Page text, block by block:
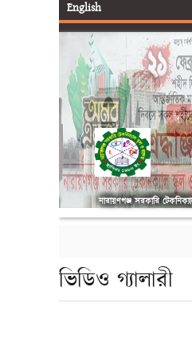
English
নারায়ণগঞ্জ সরকারি
ভিডিও গ্যালারী